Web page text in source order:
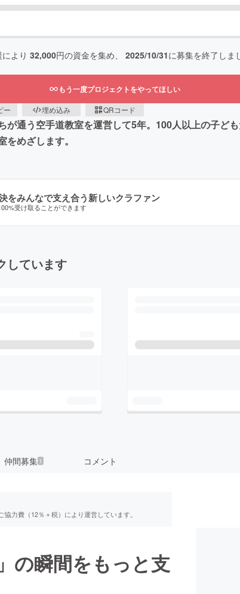
より 32,000円の資金を集め、 2025/10/31に募集を終了しま
もう一度プロジェクトをやってほしい
ー 埋め込み QRコード
通う空手道教室を運営して5年。100人以上の子ど
めざします。
をみんなで支え合う新しいクラファン
受け取ることができます
しています
仲間募集 1 コメント
力費（12％＋税）により運営しています。
の瞬間をもっと支